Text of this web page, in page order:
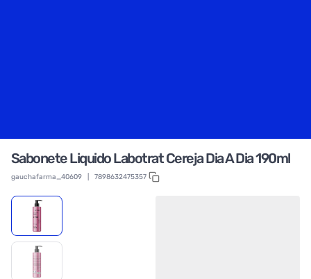
Sabonete Liquido Labotrat Cereja Dia A Dia 190ml
gauchafarma_40609 7898632475357